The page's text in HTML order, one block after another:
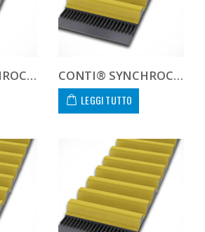
CONTI® SYNCHROCHAIN CARBON CTD 14M 1260 20 C CONTI® SYNCHROCHAIN CARBON CTD 14M 1260 37 C
LEGGI TUTTO